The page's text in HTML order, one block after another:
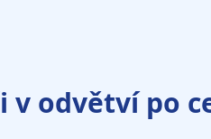
odvětví po